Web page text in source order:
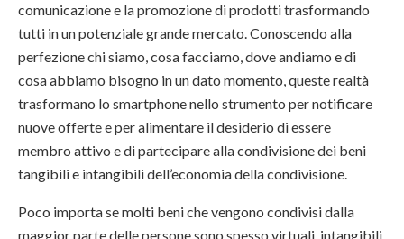
comunicazione e la promozione di prodotti trasformando
tutti in un potenziale grande mercato. Conoscendo alla
perfezione chi siamo, cosa facciamo, dove andiamo e di
cosa abbiamo bisogno in un dato momento, queste realtà
trasformano lo smartphone nello strumento per notificare
nuove offerte e per alimentare il desiderio di essere
membro attivo e di partecipare alla condivisione dei beni
tangibili e intangibili dell’economia della condivisione.
Poco importa se molti beni che vengono condivisi dalla
maggior parte delle persone sono spesso virtuali, intangibili,